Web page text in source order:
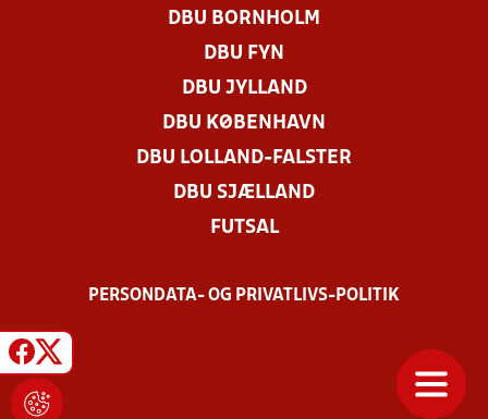
DBU BORNHOLM
DBU FYN
DBU JYLLAND
DBU KØBENHAVN
DBU LOLLAND-FALSTER
DBU SJÆLLAND
FUTSAL
PERSONDATA- OG PRIVATLIVS-POLITIK